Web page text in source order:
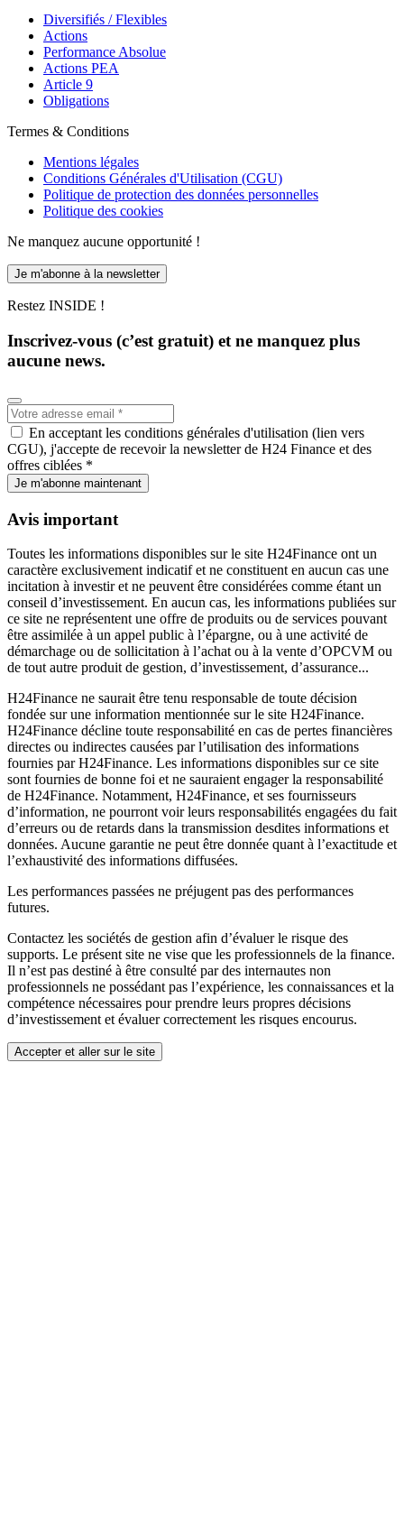
Diversifiés / Flexibles
Actions
Performance Absolue
Actions PEA
Article 9
Obligations
Termes & Conditions
Mentions légales
Conditions Générales d'Utilisation (CGU)
Politique de protection des données personnelles
Politique des cookies
Ne manquez aucune opportunité !
Je m'abonne à la newsletter
Restez INSIDE !
Inscrivez-vous (c’est gratuit) et ne manquez plus
aucune news.
En acceptant les conditions générales d'utilisation (lien vers
CGU), j'accepte de recevoir la newsletter de H24 Finance et des
offres ciblées *
Je m'abonne maintenant
Avis important
Toutes les informations disponibles sur le site H24Finance ont un
caractère exclusivement indicatif et ne constituent en aucun cas une
incitation à investir et ne peuvent être considérées comme étant un
conseil d’investissement. En aucun cas, les informations publiées sur
ce site ne représentent une offre de produits ou de services pouvant
être assimilée à un appel public à l’épargne, ou à une activité de
démarchage ou de sollicitation à l’achat ou à la vente d’OPCVM ou
de tout autre produit de gestion, d’investissement, d’assurance...
H24Finance ne saurait être tenu responsable de toute décision
fondée sur une information mentionnée sur le site H24Finance.
H24Finance décline toute responsabilité en cas de pertes financières
directes ou indirectes causées par l’utilisation des informations
fournies par H24Finance. Les informations disponibles sur ce site
sont fournies de bonne foi et ne sauraient engager la responsabilité
de H24Finance. Notamment, H24Finance, et ses fournisseurs
d’information, ne pourront voir leurs responsabilités engagées du fait
d’erreurs ou de retards dans la transmission desdites informations et
données. Aucune garantie ne peut être donnée quant à l’exactitude et
l’exhaustivité des informations diffusées.
Les performances passées ne préjugent pas des performances
futures.
Contactez les sociétés de gestion afin d’évaluer le risque des
supports. Le présent site ne vise que les professionnels de la finance.
Il n’est pas destiné à être consulté par des internautes non
professionnels ne possédant pas l’expérience, les connaissances et la
compétence nécessaires pour prendre leurs propres décisions
d’investissement et évaluer correctement les risques encourus.
Accepter et aller sur le site